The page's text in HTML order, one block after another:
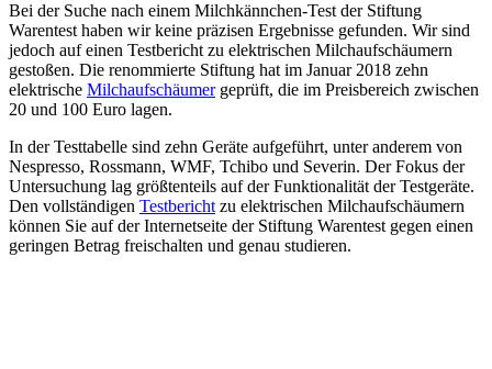
Bei der Suche nach einem Milchkännchen-Test der Stiftung
Warentest haben wir keine präzisen Ergebnisse gefunden. Wir sind
jedoch auf einen Testbericht zu elektrischen Milchaufschäumern
gestoßen. Die renommierte Stiftung hat im Januar 2018 zehn
elektrische Milchaufschäumergeprüft, die im Preisbereich zwischen
20 und 100 Euro lagen.
In der Testtabelle sind zehn Geräte aufgeführt, unter anderem von
Nespresso, Rossmann, WMF, Tchibo und Severin. Der Fokus der
Untersuchung lag größtenteils auf der Funktionalität der Testgeräte.
Den vollständigen Testbericht zu elektrischen Milchaufschäumern
können Sie auf der Internetseite der Stiftung Warentest gegen einen
geringen Betrag freischalten und genau studieren.